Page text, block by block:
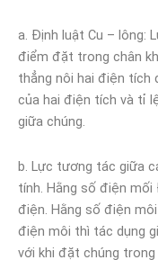
a. Định luật Cu – lông:
điểm đặt trong chân
thẳng nôi hai điện
của hai điện tích và tỉ
giữa chúng.
b. Lực tương tác giữa
tính. Hằng số điện
điện. Hằng số điện
điện môi thì tác dụng
với khi đặt chúng